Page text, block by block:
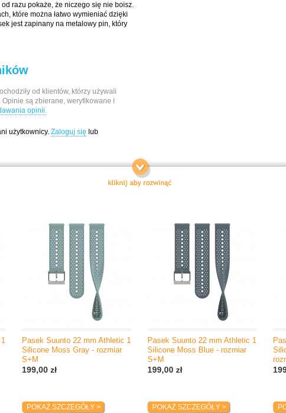
razu pokaże, że niczego się nie boisz.
które można łatwo wymieniać dzięki
jest zapinany na metalowy pin, który
od klientów, którzy używali
są zbierane, weryfikowane i
opinii.
użytkownicy. Zaloguj się lub
Pasek Suunto 22 mm Athletic 1
Silicone Moss Gray - rozmiar
S+M
199,00 zł
POKAŻ SZCZEGÓŁY >
Pasek Suunto 22 mm Athletic 1
Silicone Moss Blue - rozmiar
S+M
199,00 zł
POKAŻ SZCZEGÓŁY >